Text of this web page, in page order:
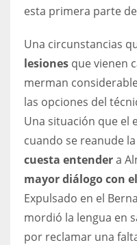
esta primera parte
Una circunstancias
lesiones que vienen
merman
las opciones del
Una situación que el
cuando se reanude
cuesta entendera
mayor diálogo con
Expulsado en el
mordió la lengua en
por reclamar una